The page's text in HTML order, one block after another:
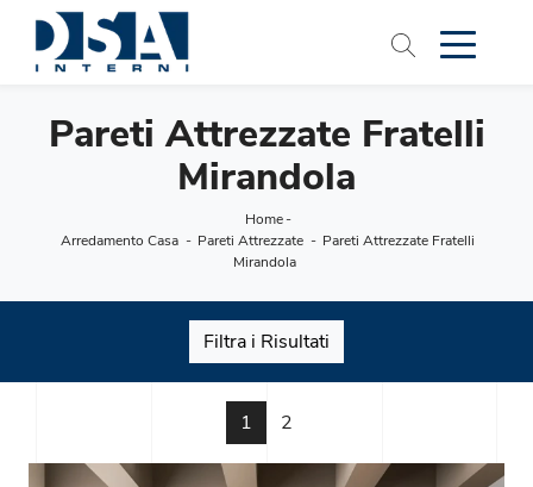
Pareti Attrezzate Fratelli
Mirandola
Home-
Arredamento Casa - Pareti Attrezzate - Pareti Attrezzate Fratelli
Mirandola
Filtra i Risultati
1 2